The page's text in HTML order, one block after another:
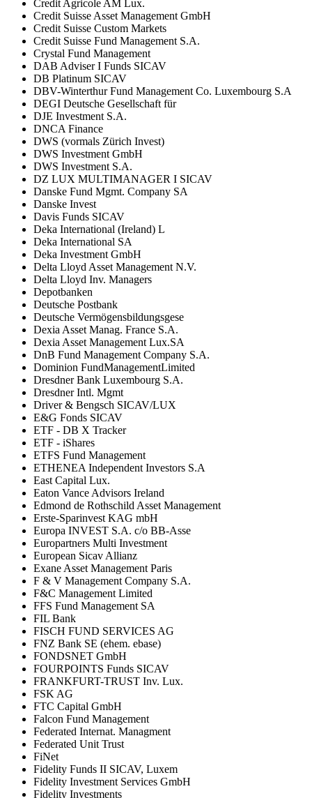
Credit Agricole AM Lux.
Credit Suisse Asset Management GmbH
Credit Suisse Custom Markets
Credit Suisse Fund Management S.A.
Crystal Fund Management
DAB Adviser I Funds SICAV
DB Platinum SICAV
DBV-Winterthur Fund Management Co. Luxembourg S.A
DEGI Deutsche Gesellschaft für
DJE Investment S.A.
DNCA Finance
DWS (vormals Zürich Invest)
DWS Investment GmbH
DWS Investment S.A.
DZ LUX MULTIMANAGER I SICAV
Danske Fund Mgmt. Company SA
Danske Invest
Davis Funds SICAV
Deka International (Ireland) L
Deka International SA
Deka Investment GmbH
Delta Lloyd Asset Management N.V.
Delta Lloyd Inv. Managers
Depotbanken
Deutsche Postbank
Deutsche Vermögensbildungsgese
Dexia Asset Manag. France S.A.
Dexia Asset Management Lux.SA
DnB Fund Management Company S.A.
Dominion FundManagementLimited
Dresdner Bank Luxembourg S.A.
Dresdner Intl. Mgmt
Driver & Bengsch SICAV/LUX
E&G Fonds SICAV
ETF - DB X Tracker
ETF - iShares
ETFS Fund Management
ETHENEA Independent Investors S.A
East Capital Lux.
Eaton Vance Advisors Ireland
Edmond de Rothschild Asset Management
Erste-Sparinvest KAG mbH
Europa INVEST S.A. c/o BB-Asse
Europartners Multi Investment
European Sicav Allianz
Exane Asset Management Paris
F & V Management Company S.A.
F&C Management Limited
FFS Fund Management SA
FIL Bank
FISCH FUND SERVICES AG
FNZ Bank SE (ehem. ebase)
FONDSNET GmbH
FOURPOINTS Funds SICAV
FRANKFURT-TRUST Inv. Lux.
FSK AG
FTC Capital GmbH
Falcon Fund Management
Federated Internat. Managment
Federated Unit Trust
FiNet
Fidelity Funds II SICAV, Luxem
Fidelity Investment Services GmbH
Fidelity Investments